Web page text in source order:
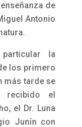
de
Antonio
la
los primero
más tarde se
recibido el
el Dr. Luna
Junín con